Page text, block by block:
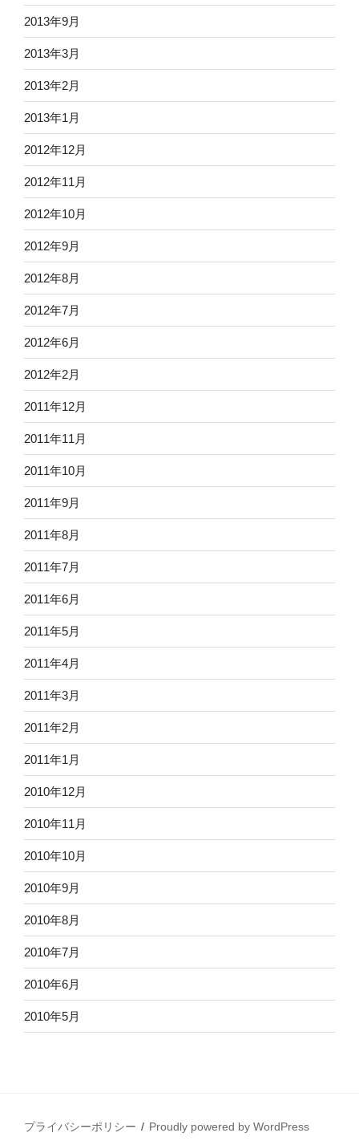
2013年9月
2013年3月
2013年2月
2013年1月
2012年12月
2012年11月
2012年10月
2012年9月
2012年8月
2012年7月
2012年6月
2012年2月
2011年12月
2011年11月
2011年10月
2011年9月
2011年8月
2011年7月
2011年6月
2011年5月
2011年4月
2011年3月
2011年2月
2011年1月
2010年12月
2010年11月
2010年10月
2010年9月
2010年8月
2010年7月
2010年6月
2010年5月
プライバシーポリシー Proudly powered by WordPress